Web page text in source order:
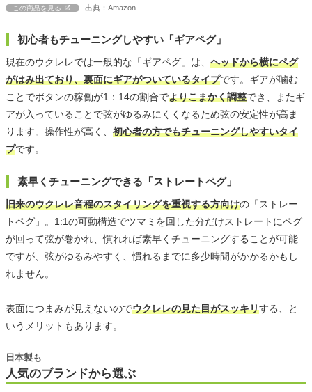
この商品を見る 出典：Amazon
初心者もチューニングしやすい「ギアペグ」
現在のウクレレでは一般的な「ギアペグ」は、 ヘッドから横にペグ
がはみ出ており、裏面にギアがついているタイプです。ギアが噛む
ことでボタンの稼働が1：14の割合でよりこまかく調整でき、またギ
アが入っていることで弦がゆるみにくくなるため弦の安定性が高ま
ります。操作性が高く、 初心者の方でもチューニングしやすいタイ
プです。
素早くチューニングできる「ストレートペグ」
旧来のウクレレ音程のスタイリングを重視する方向けの「ストレー
トペグ」。1:1の可動構造でツマミを回した分だけストレートにペグ
が回って弦が巻かれ、慣れれば素早くチューニングすることが可能
ですが、弦がゆるみやすく、慣れるまでに多少時間がかかるかもし
れません。
表面につまみが見えないのでウクレレの見た目がスッキリする、と
いうメリットもあります。
人気のブランドから選ぶ
日本製も